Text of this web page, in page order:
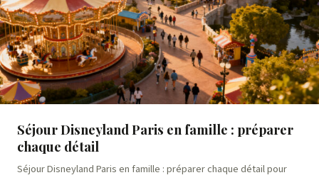
Séjour Disneyland Paris en famille : préparer
chaque détail
Séjour Disneyland Paris en famille : préparer chaque détail pour